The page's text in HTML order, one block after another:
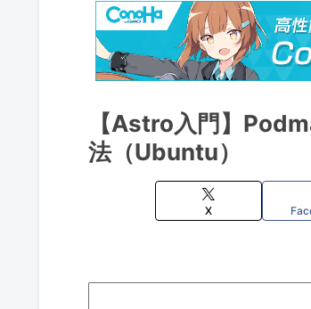
【Astro入門】
法（Ubuntu）
X